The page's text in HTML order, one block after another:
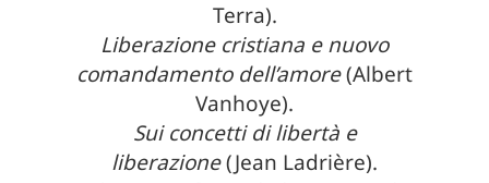
Terra).
Liberazione cristiana e nuovo
comandamento dell’amore(Albert
Vanhoye).
Sui concetti di libertà e
liberazione(Jean Ladrière).